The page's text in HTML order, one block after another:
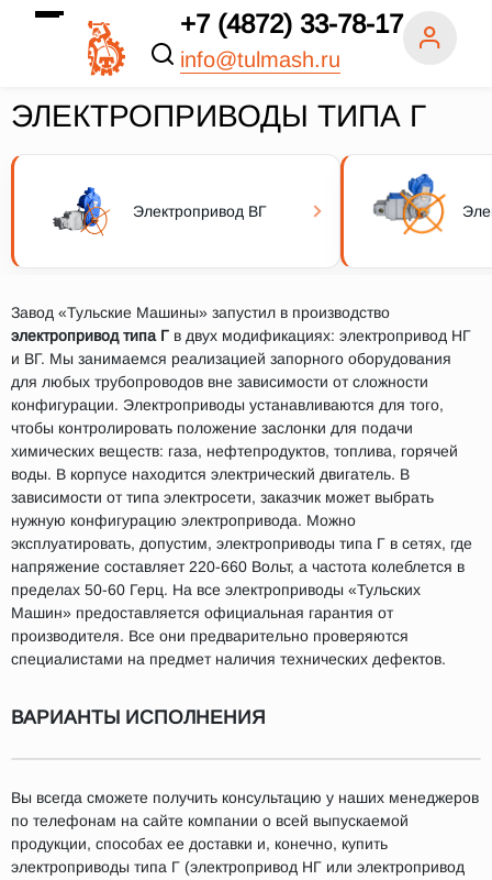
+7 (4872) 33-78-17
info@tulmash.ru
ЭЛЕКТРОПРИВОДЫ ТИПА Г
Электропривод ВГ
Завод «Тульские Машины» запустил в производство
электропривод типа Г в двух модификациях: электропривод НГ
и ВГ. Мы занимаемся реализацией запорного оборудования
для любых трубопроводов вне зависимости от сложности
конфигурации. Электроприводы устанавливаются для того,
чтобы контролировать положение заслонки для подачи
химических веществ: газа, нефтепродуктов, топлива, горячей
воды. В корпусе находится электрический двигатель. В
зависимости от типа электросети, заказчик может выбрать
нужную конфигурацию электропривода. Можно
эксплуатировать, допустим, электроприводы типа Г в сетях, где
напряжение составляет 220-660 Вольт, а частота колеблется в
пределах 50-60 Герц. На все электроприводы «Тульских
Машин» предоставляется официальная гарантия от
производителя. Все они предварительно проверяются
специалистами на предмет наличия технических дефектов.
ВАРИАНТЫ ИСПОЛНЕНИЯ
Вы всегда сможете получить консультацию у наших менеджеров
по телефонам на сайте компании о всей выпускаемой
продукции, способах ее доставки и, конечно, купить
электроприводы типа Г (электропривод НГ или электропривод